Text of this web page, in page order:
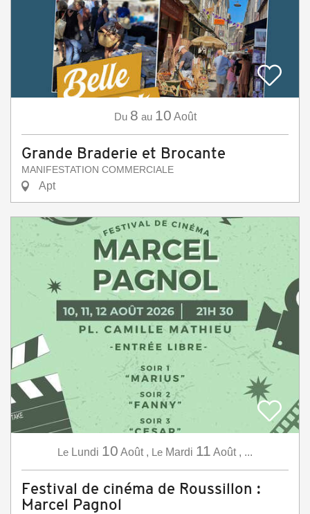
Du 8 au 10 Août
Grande Braderie et Brocante
MANIFESTATION COMMERCIALE
Apt
Le Lundi 10 Août, Le Mardi 11 Août, ...
Festival de cinéma de Roussillon :
Marcel Pagnol